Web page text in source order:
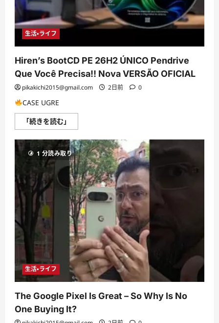
む
生活・ライフ
Hiren’s BootCD PE 26H2 ÚNICO Pendrive
Que Você Precisa!! Nova VERSÃO OFICIAL
pikakichi2015@gmail.com 2日前 0
CASE UGRE
「続きを読む」
BootCD
26H2
ÚNICO
Pendrive
Que
Você
Precisa!!
Nova
VERSÃO
OFICIAL
に
つ
い
て
さ
ら
に
読
む
1 分読み取り
生活・ライフ
The Google Pixel Is Great – So Why Is No
One Buying It?